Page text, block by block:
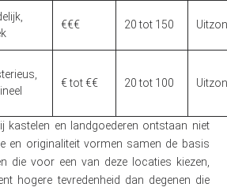
€€€ 20 tot 150
€ tot €€ 20 tot 100
kastelen en landgoederen ontstaan niet
en originaliteit vormen samen de basis
die voor een van deze locaties kiezen,
hogere tevredenheid dan degenen die